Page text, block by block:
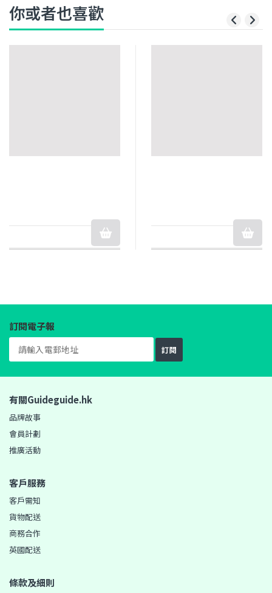
你或者也喜歡
訂閱電子報
訂閱
有關Guideguide.hk
品牌故事
會員計劃
推廣活動
客戶服務
客戶需知
貨物配送
商務合作
英國配送
條款及細則